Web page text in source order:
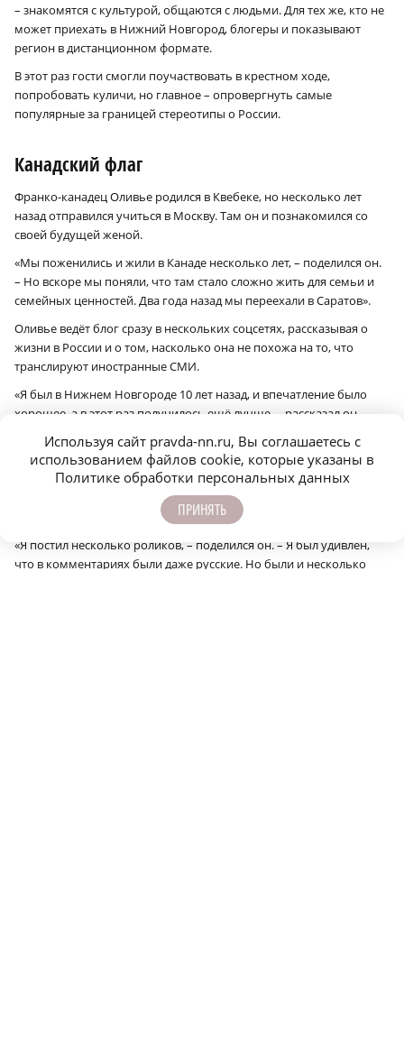
– знакомятся с культурой, общаются с людьми. Для тех же, кто не
может приехать в Нижний Новгород, блогеры и показывают
регион в дистанционном формате.
В этот раз гости смогли поучаствовать в крестном ходе,
попробовать куличи, но главное – опровергнуть самые
популярные за границей стерео­типы о России.
Канадский флаг
Франко-канадец Оливье родился в Квебеке, но несколько лет
назад отправился учиться в Москву. Там он и познакомился со
своей будущей женой.
«Мы поженились и жили в Канаде несколько лет, – поделился он.
– Но вскоре мы поняли, что там стало сложно жить для семьи и
семейных ценностей. Два года назад мы переехали в Саратов».
Оливье ведёт блог сразу в нескольких соцсетях, рассказывая о
жизни в России и о том, насколько она не похожа на то, что
транслируют иностранные СМИ.
«Я был в Нижнем Новгороде 10 лет назад, и впечатление было
хорошее, а в этот раз получилось ещё лучше, – рассказал он. –
Многое улучшилось, и это прогресс. На Западе, наоборот,
становится с каждым годом хуже – и стоимость жизни, и
безопасность на улицах».
Оливье снимал весь крестный ход и был удивлён тому, какой
большой отклик нашло видео в интернете.
«Я постил несколько роликов, – поделился он. – Я был удивлён,
что в комментариях были даже русские. Но были и несколько
Используя сайт pravda-nn.ru, Вы соглашаетесь с
использованием файлов cookie, которые указаны в
Политике обработки персональных данных
ПРИНЯТЬ